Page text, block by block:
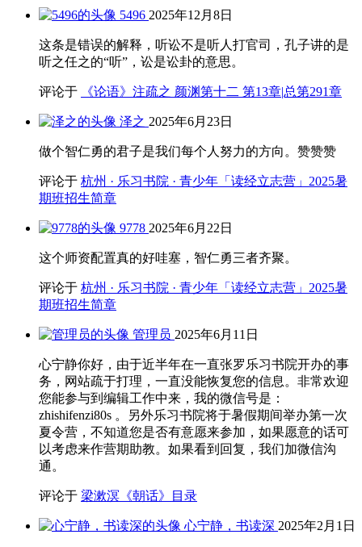
5496 2025年12月8日
这条是错误的解释，听讼不是听人打官司，孔子讲的是
听之任之的“听”，讼是讼卦的意思。
评论于 《论语》注疏之 颜渊第十二 第13章|总第291章
泽之 2025年6月23日
做个智仁勇的君子是我们每个人努力的方向。赞赞赞
评论于 杭州 · 乐习书院 · 青少年「读经立志营」2025暑
期班招生简章
9778 2025年6月22日
这个师资配置真的好哇塞，智仁勇三者齐聚。
评论于 杭州 · 乐习书院 · 青少年「读经立志营」2025暑
期班招生简章
管理员 2025年6月11日
心宁静你好，由于近半年在一直张罗乐习书院开办的事
务，网站疏于打理，一直没能恢复您的信息。非常欢迎
您能参与到编辑工作中来，我的微信号是：
zhishifenzi80s 。另外乐习书院将于暑假期间举办第一次
夏令营，不知道您是否有意愿来参加，如果愿意的话可
以考虑来作营期助教。如果看到回复，我们加微信沟
通。
评论于 梁漱溟《朝话》目录
心宁静，书读深 2025年2月1日